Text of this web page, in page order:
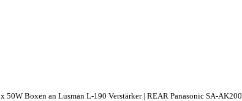
50W Boxen an Lusman L-190 Verstärker | REAR Panasonic SA-AK200